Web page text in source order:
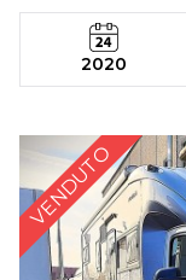
2020
VENDUTO